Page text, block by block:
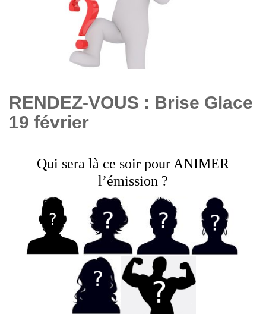
RENDEZ-VOUS : Brise Glace
19 février
Qui sera là ce soir pour ANIMER
l’émission ?